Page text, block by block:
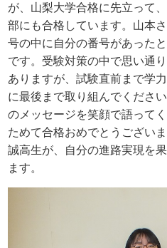
が、山梨大学合格に先立って
部にも合格しています。山本
号の中に自分の番号があった
です。受験対策の中で思い通
ありますが、試験直前まで学
に最後まで取り組んでくださ
のメッセージを笑顔で語って
ためて合格おめでとうござい
誠高生が、自分の進路実現を
ます。